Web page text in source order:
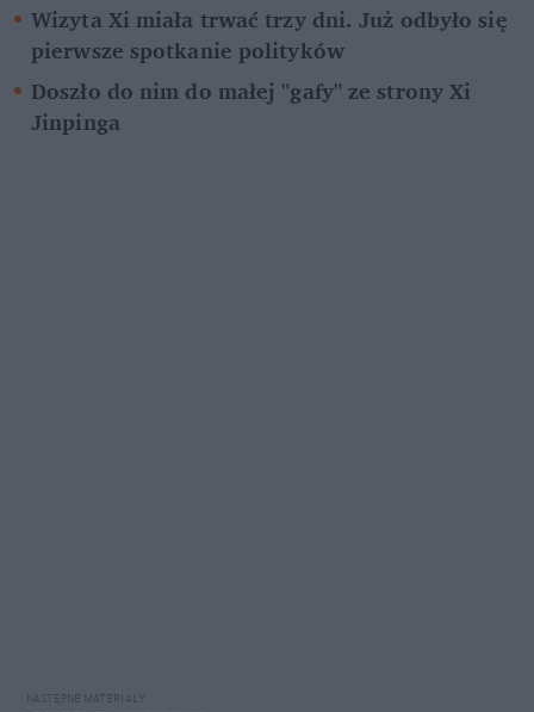
Wizyta Xi miała trwać trzy dni. Już odbyło się
pierwsze spotkanie polityków
Doszło do nim do małej "gafy" ze strony Xi
Jinpinga